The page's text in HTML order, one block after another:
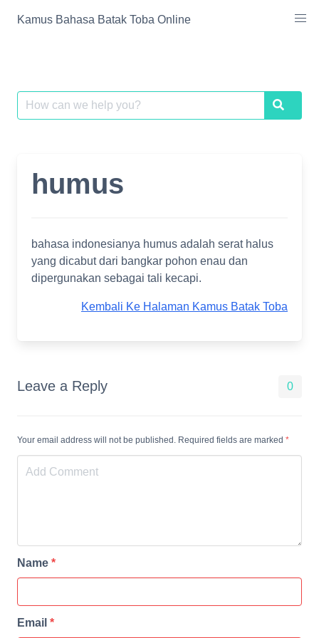
Kamus Bahasa Batak Toba Online
Search
for:
Search
humus
bahasa indonesianya humus adalah serat halus
yang dicabut dari bangkar pohon enau dan
dipergunakan sebagai tali kecapi.
Kembali Ke Halaman Kamus Batak Toba
Leave a Reply 0
Your email address will not be published. Required fields are marked *
Name *
Email *